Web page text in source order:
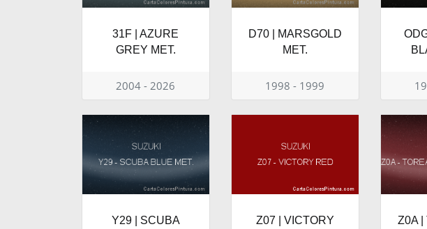
31F | AZURE
GREY MET.
2004 - 2026
D70 | MARSGOLD
MET.
1998 - 1999
Y29 | SCUBA
Z07 | VICTORY
Z0A |